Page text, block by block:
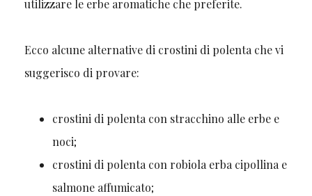
utilizzare le erbe aromatiche che preferite.
Ecco alcune alternative di crostini di polenta che vi
suggerisco di provare:
crostini di polenta con stracchino alle erbe e
noci;
crostini di polenta con robiola erba cipollina e
salmone affumicato;